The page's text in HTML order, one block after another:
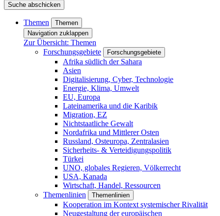
Suche abschicken
Themen
Themen
Navigation zuklappen
Zur Übersicht: Themen
Forschungsgebiete
Forschungsgebiete
Afrika südlich der Sahara
Asien
Digitalisierung, Cyber, Technologie
Energie, Klima, Umwelt
EU, Europa
Lateinamerika und die Karibik
Migration, EZ
Nichtstaatliche Gewalt
Nordafrika und Mittlerer Osten
Russland, Osteuropa, Zentralasien
Sicherheits- & Verteidigungspolitik
Türkei
UNO, globales Regieren, Völkerrecht
USA, Kanada
Wirtschaft, Handel, Ressourcen
Themenlinien
Themenlinien
Kooperation im Kontext systemischer Rivalität
Neugestaltung der europäischen